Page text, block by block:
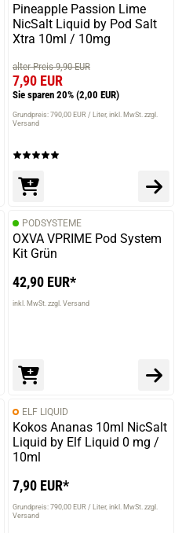
Pineapple Passion Lime
NicSalt Liquid by Pod Salt
Xtra 10ml / 10mg
alter Preis 9,90 EUR
7,90 EUR
Sie sparen 20% (2,00 EUR)
Grundpreis: 790,00 EUR / Liter inkl. MwSt. zzgl.
Versand
PODSYSTEME
OXVA VPRIME Pod System
Kit Grün
42,90 EUR*
inkl. MwSt. zzgl. Versand
ELF LIQUID
Kokos Ananas 10ml NicSalt
Liquid by Elf Liquid 0 mg /
10ml
7,90 EUR*
Grundpreis: 790,00 EUR / Liter inkl. MwSt. zzgl.
Versand